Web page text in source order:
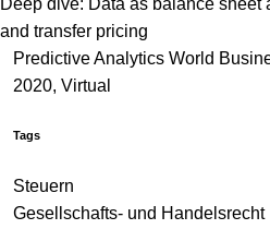
and transfer pricing
Predictive Analytics World
2020, Virtual
Tags
Steuern
Gesellschafts- und Handelsrecht